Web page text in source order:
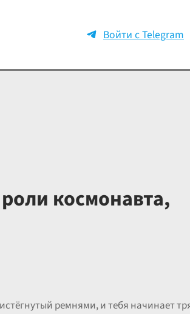
Войти с Telegram
космонавта,
ремнями, и тебя начинает